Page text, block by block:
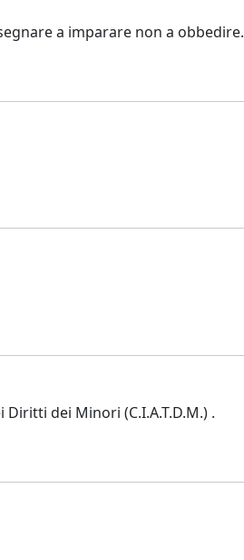
a imparare non a obbedire.
dei Minori (C.I.A.T.D.M.) .